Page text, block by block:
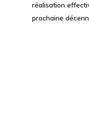
réalisation
prochaine